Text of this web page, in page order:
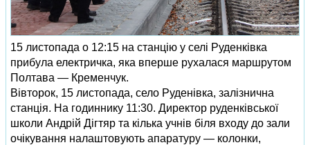
15 листопада о 12:15 на станцію у селі Руденківка
прибула електричка, яка вперше рухалася маршрутом
Полтава — Кременчук.
Вівторок, 15 листопада, село Руденівка, залізнична
станція. На годиннику 11:30. Директор руденківської
школи Андрій Дігтяр та кілька учнів біля входу до зали
очікування налаштовують апаратуру — колонки,